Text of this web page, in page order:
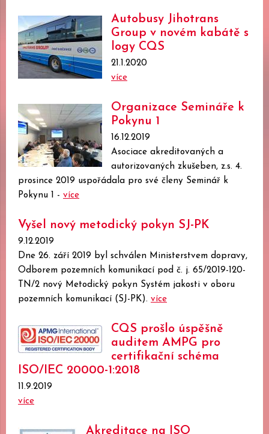
Autobusy Jihotrans
Group v novém kabátě s
logy CQS
21.1.2020
více
Organizace Semináře k
Pokynu 1
16.12.2019
Asociace akreditovaných a
autorizovaných zkušeben, z.s. 4.
prosince 2019 uspořádala pro své členy Seminář k
Pokynu 1 - více
Vyšel nový metodický pokyn SJ-PK
9.12.2019
Dne 26. září 2019 byl schválen Ministerstvem dopravy,
Odborem pozemních komunikací pod č. j. 65/2019-120-
TN/2 nový Metodický pokyn Systém jakosti v oboru
pozemních komunikací (SJ-PK). více
CQS prošlo úspěšně
auditem AMPG pro
certifikační schéma
ISO/IEC 20000-1:2018
11.9.2019
více
Akreditace na ISO